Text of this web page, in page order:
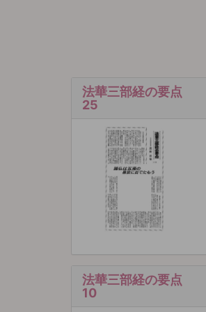
法華三部経の要点
25
法華三部経の要点
10